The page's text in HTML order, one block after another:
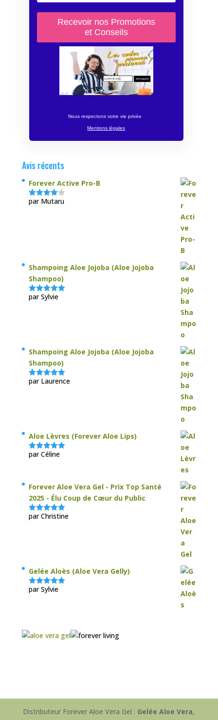
Nous respectons votre vie privée
Mentions légales
Avis récents
Forever Active Pro-B
Note4
par Mutaru
Shampoing Aloe Jojoba (Aloe Jojoba
Shampoo)
Note5sur
par Sylvie
Shampoing Aloe Jojoba (Aloe Jojoba
Shampoo)
Note5sur
par Laurence
Aloe Lèvres (Forever Aloe Lips)
Note5sur
par Céline
Forever Aloe Vera Gel - Prix Top Santé
2025 - Élu Coup de Cœur du Public
Note5sur
par Christine
Gelée Aloès (Aloe Vera Gelly)
Note5sur
par Sylvie
Distributeur Forever Aloe Vera Gel : Gelée Aloe Vera,